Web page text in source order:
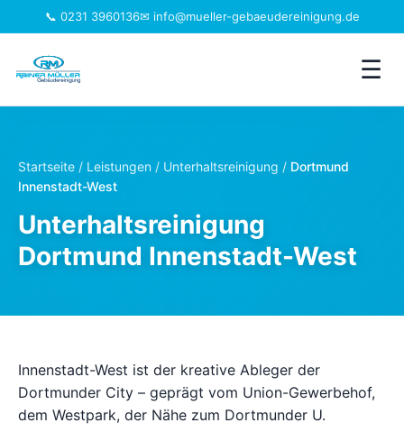
📞 0231 3960136✉ info@mueller-gebaeudereinigung.de
☰
Einzugsgebiet
Jobs
FAQ
Startseite / Leistungen / Unterhaltsreinigung / Dortmund
Innenstadt-West
Unterhaltsreinigung
Dortmund Innenstadt-West
Innenstadt-West ist der kreative Ableger der
Dortmunder City – geprägt vom Union-Gewerbehof,
dem Westpark, der Nähe zum Dortmunder U.